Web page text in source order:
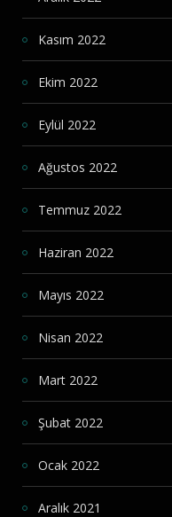
Kasım 2022
Ekim 2022
Eylül 2022
Ağustos 2022
Temmuz 2022
Haziran 2022
Mayıs 2022
Nisan 2022
Mart 2022
Şubat 2022
Ocak 2022
Aralık 2021